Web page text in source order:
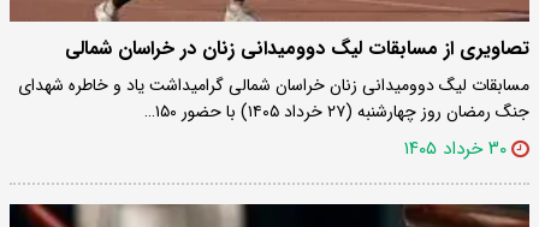
تصاویری از مسابقات لیگ دوومیدانی زنان در خراسان شمالی
مسابقات لیگ دوومیدانی زنان خراسان شمالی گرامیداشت یاد و خاطره شهدای
جنگ رمضان روز چهارشنبه (۲۷ خرداد ۱۴۰۵) با حضور ۱۵۰…
۳۰ خرداد ۱۴۰۵